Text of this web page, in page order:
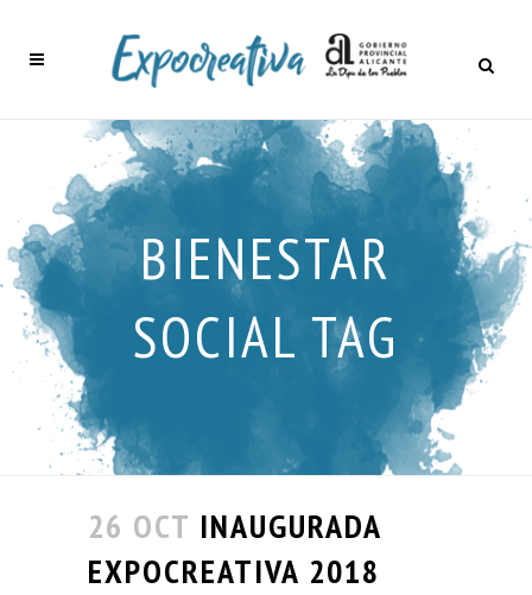
BIENESTAR
SOCIAL TAG
26 OCT INAUGURADA
EXPOCREATIVA 2018